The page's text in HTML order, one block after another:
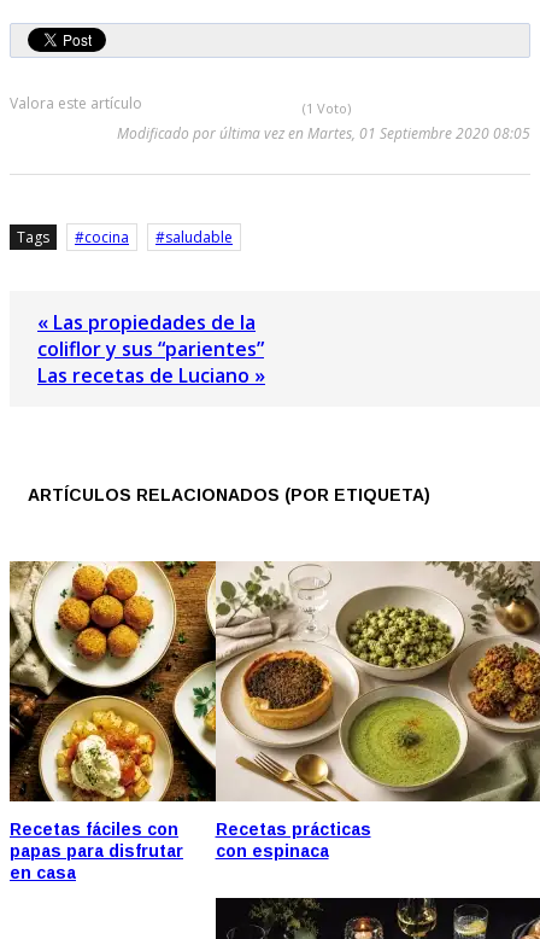
Valora este artículo (1 Voto)
Modificado por última vez en Martes, 01 Septiembre 2020 08:05
Tags cocina saludable
« Las propiedades de la
coliflor y sus “parientes”
Las recetas de Luciano »
ARTÍCULOS RELACIONADOS (POR ETIQUETA)
Recetas fáciles con
papas para disfrutar
en casa
Recetas prácticas
con espinaca